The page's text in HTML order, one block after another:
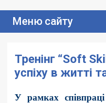
Меню сайту
Тренінг “Soft
успіху в житті
У рамках